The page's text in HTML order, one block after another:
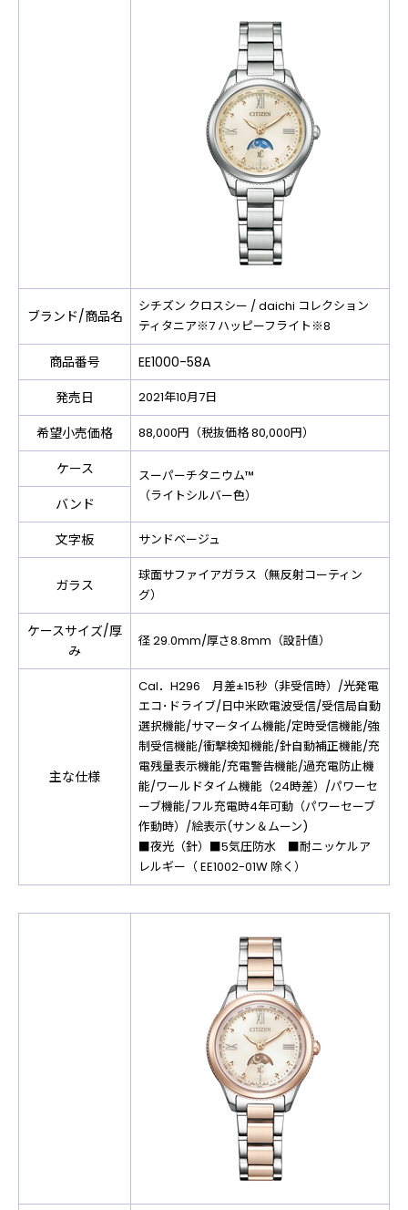
ブランド/商品名
シチズン クロスシー / daichi コレクション
ティタニア※7 ハッピーフライト※8
商品番号
EE1000-58A
発売日
2021年10月7日
希望小売価格 88,000円（税抜価格 80,000円）
ケース
スーパーチタニウム™
（ライトシルバー色）
バンド
文字板
サンドベージュ
ガラス
球面サファイアガラス（無反射コーティン
グ）
ケースサイズ/厚
み
径 29.0mm/厚さ8.8mm（設計値）
主な仕様
Cal．H296 月差±15秒（非受信時）/光発電
エコ･ドライブ/日中米欧電波受信/受信局自動
選択機能/サマータイム機能/定時受信機能/強
制受信機能/衝撃検知機能/針自動補正機能/充
電残量表示機能/充電警告機能/過充電防止機
能/ワールドタイム機能（24時差）/パワーセ
ーブ機能/フル充電時4年可動（パワーセーブ
作動時）/絵表示(サン＆ムーン)
■夜光（針）■5気圧防水 ■耐ニッケルア
レルギー（ EE1002-01W 除く）